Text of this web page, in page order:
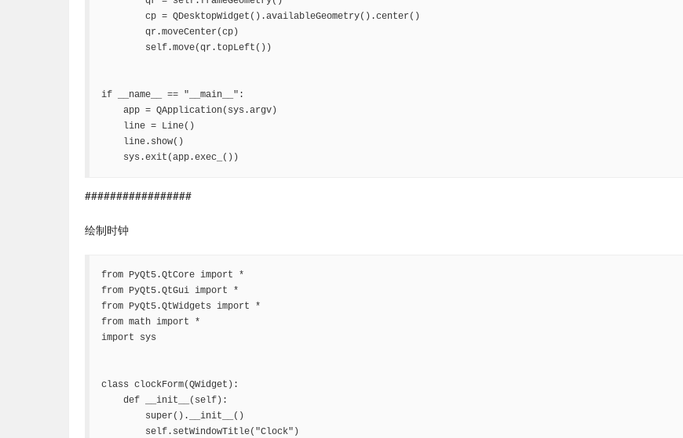
cp = QDesktopWidget().availableGeometry().center()
qr.moveCenter(cp)
self.move(qr.topLeft())
if __name__ == "__main__":
app = QApplication(sys.argv)
line = Line()
line.show()
sys.exit(app.exec_())
#################
绘制时钟
from PyQt5.QtCore import *
from PyQt5.QtGui import *
from PyQt5.QtWidgets import *
from math import *
import sys
class clockForm(QWidget):
def __init__(self):
super().__init__()
self.setWindowTitle("Clock")